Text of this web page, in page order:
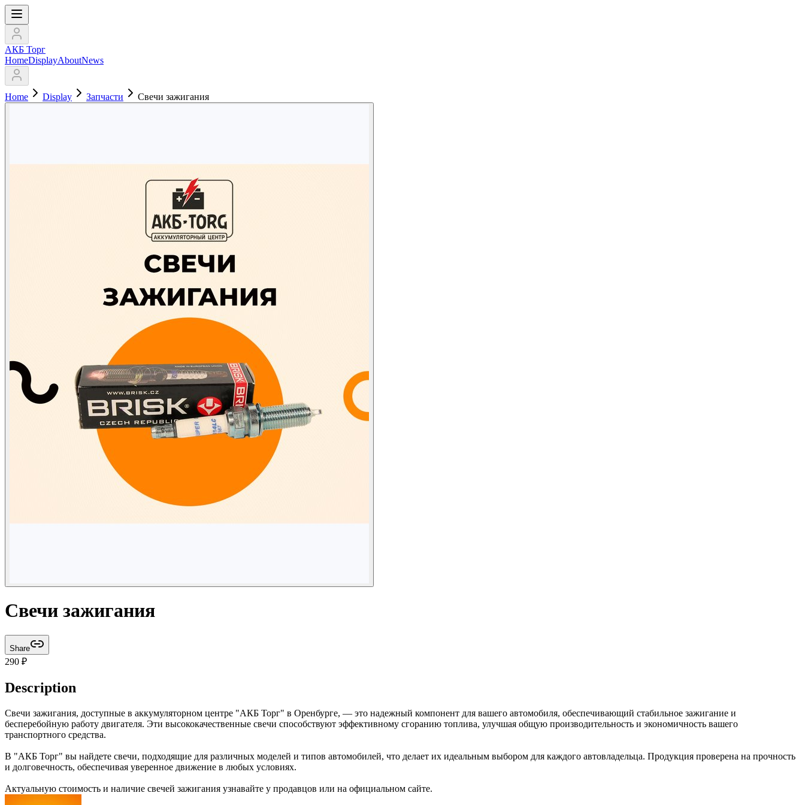
АКБ Торг
HomeDisplayAboutNews
Home Display Запчасти Свечи зажигания
Свечи зажигания
Share
290 ₽
Description
Свечи зажигания, доступные в аккумуляторном центре "АКБ Торг" в Оренбурге, — это надежный компонент для вашего автомобиля, обеспечивающий стабильное зажигание и
бесперебойную работу двигателя. Эти высококачественные свечи способствуют эффективному сгоранию топлива, улучшая общую производительность и экономичность вашего
транспортного средства.
В "АКБ Торг" вы найдете свечи, подходящие для различных моделей и типов автомобилей, что делает их идеальным выбором для каждого автовладельца. Продукция проверена на прочность
и долговечность, обеспечивая уверенное движение в любых условиях.
Актуальную стоимость и наличие свечей зажигания узнавайте у продавцов или на официальном сайте.